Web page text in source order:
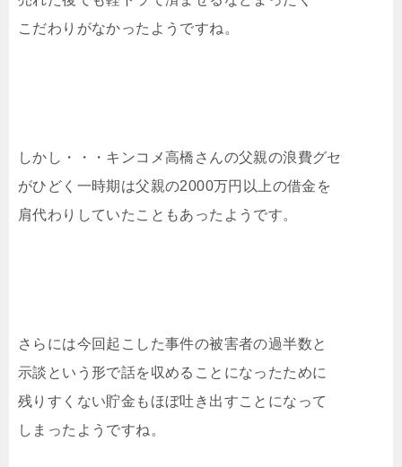
こだわりがなかったようですね。
しかし・・・キンコメ高橋さんの父親の浪費グセ
がひどく一時期は父親の2000万円以上の借金を
肩代わりしていたこともあったようです。
さらには今回起こした事件の被害者の過半数と
示談という形で話を収めることになったために
残りすくない貯金もほぼ吐き出すことになって
しまったようですね。